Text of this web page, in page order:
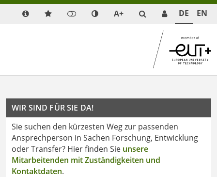
A+ DE EN
WIR SIND FÜR SIE DA!
Sie suchen den kürzesten Weg zur passenden
Ansprechperson in Sachen Forschung, Entwicklung
oder Transfer? Hier finden Sie unsere
Mitarbeitenden mit Zuständigkeiten und
Kontaktdaten.